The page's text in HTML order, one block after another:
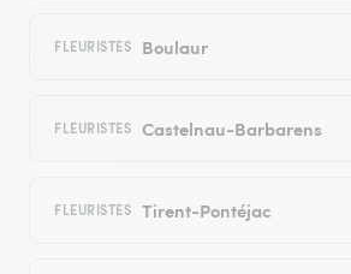
FLEURISTES Boulaur
FLEURISTES Castelnau-Barbarens
FLEURISTES Tirent-Pontéjac